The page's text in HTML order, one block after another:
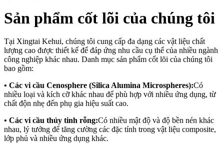
Sản phẩm cốt lõi của chúng tôi
Tại Xingtai Kehui, chúng tôi cung cấp đa dạng các vật liệu chất
lượng cao được thiết kế để đáp ứng nhu cầu cụ thể của nhiều ngành
công nghiệp khác nhau. Danh mục sản phẩm cốt lõi của chúng tôi
bao gồm:
• Các vi cầu Cenosphere (Silica Alumina Microspheres):Có
nhiều loại và kích cỡ khác nhau để phù hợp với nhiều ứng dụng, từ
chất độn nhẹ đến phụ gia hiệu suất cao.
• Các vi cầu thủy tinh rỗng:Có nhiều mật độ và độ bền nén khác
nhau, lý tưởng để tăng cường các đặc tính trong vật liệu composite,
lớp phủ và nhiều ứng dụng khác.